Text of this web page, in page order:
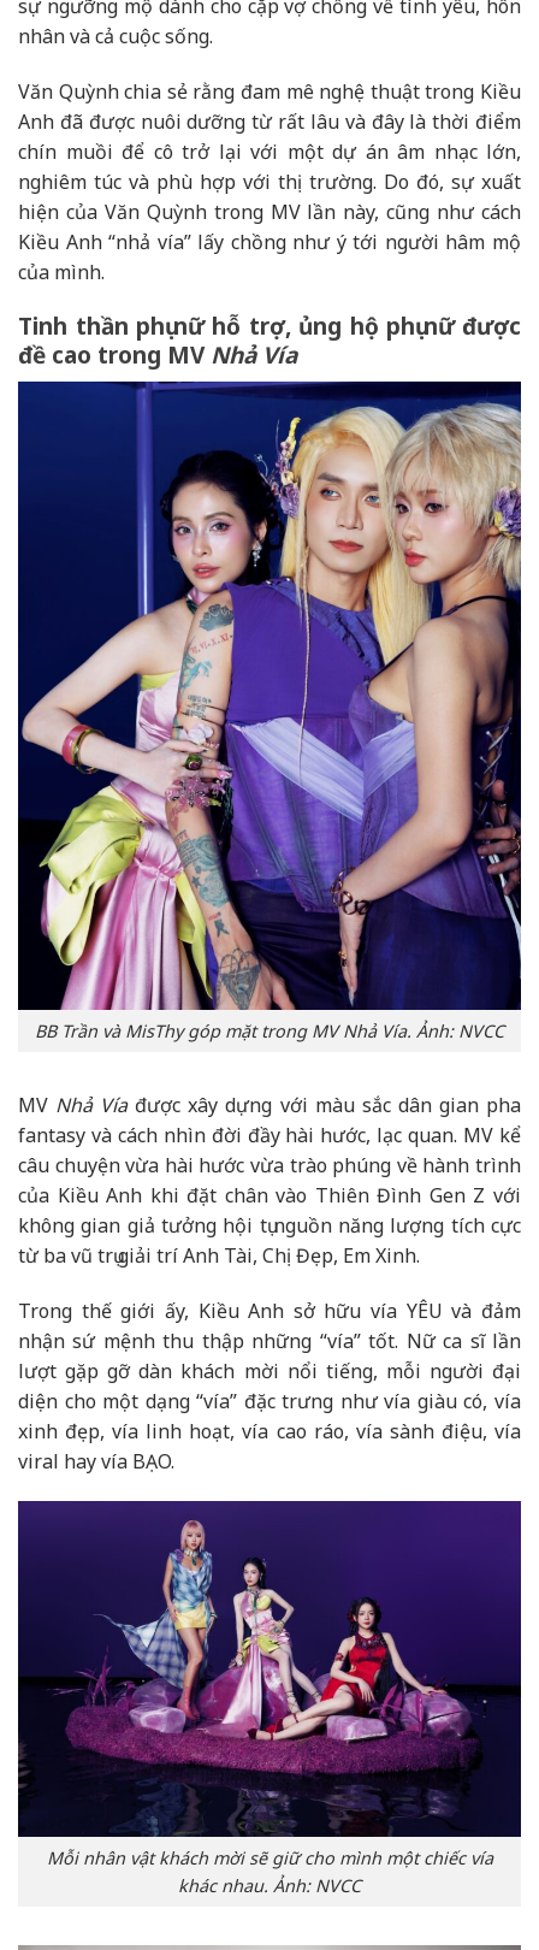
sự ngưỡng mộ dành cho cặp vợ chồng về tình yêu, hôn
nhân và cả cuộc sống.
Văn Quỳnh chia sẻ rằng đam mê nghệ thuật trong Kiều
Anh đã được nuôi dưỡng từ rất lâu và đây là thời điểm
chín muồi để cô trở lại với một dự án âm nhạc lớn,
nghiêm túc và phù hợp với thị trường. Do đó, sự xuất
hiện của Văn Quỳnh trong MV lần này, cũng như cách
Kiều Anh “nhả vía” lấy chồng như ý tới người hâm mộ
của mình.
Tinh thần phụ nữ hỗ trợ, ủng hộ phụ nữ được
đề cao trong MVNhả Vía
BB Trần và MisThy góp mặt trong MV Nhả Vía. Ảnh: NVCC
MV Nhả Víađược xây dựng với màu sắc dân gian pha
fantasy và cách nhìn đời đầy hài hước, lạc quan. MV kể
câu chuyện vừa hài hước vừa trào phúng về hành trình
của Kiều Anh khi đặt chân vào Thiên Đình Gen Z với
không gian giả tưởng hội tụ nguồn năng lượng tích cực
từ ba vũ trụ giải trí Anh Tài, Chị Đẹp, Em Xinh.
Trong thế giới ấy, Kiều Anh sở hữu vía YÊU và đảm
nhận sứ mệnh thu thập những “vía” tốt. Nữ ca sĩ lần
lượt gặp gỡ dàn khách mời nổi tiếng, mỗi người đại
diện cho một dạng “vía” đặc trưng như vía giàu có, vía
xinh đẹp, vía linh hoạt, vía cao ráo, vía sành điệu, vía
viral hay vía BẠO.
Mỗi nhân vật khách mời sẽ giữ cho mình một chiếc vía
khác nhau. Ảnh: NVCC